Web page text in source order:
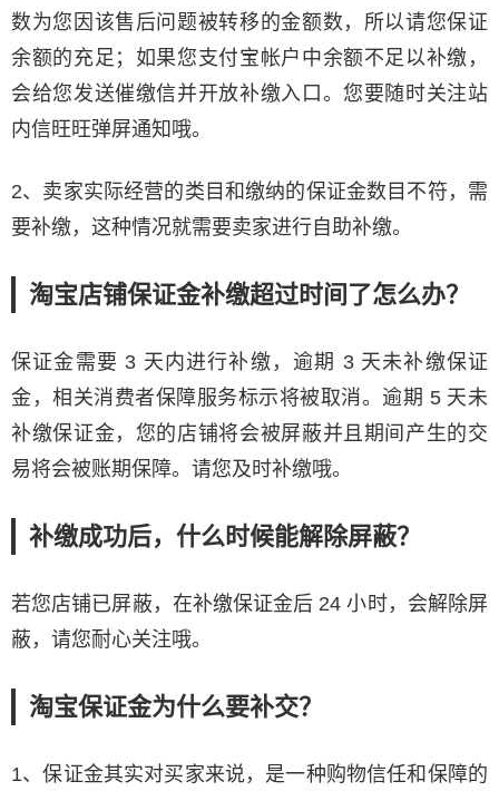
数为您因该售后问题被转移的金额数，所以请您保证
余额的充足；如果您支付宝帐户中余额不足以补缴，
会给您发送催缴信并开放补缴入口。您要随时关注站
内信旺旺弹屏通知哦。
2、卖家实际经营的类目和缴纳的保证金数目不符，需
要补缴，这种情况就需要卖家进行自助补缴。
淘宝店铺保证金补缴超过时间了怎么办？
保证金需要 3 天内进行补缴，逾期 3 天未补缴保证
金，相关消费者保障服务标示将被取消。逾期 5 天未
补缴保证金，您的店铺将会被屏蔽并且期间产生的交
易将会被账期保障。请您及时补缴哦。
补缴成功后，什么时候能解除屏蔽？
若您店铺已屏蔽，在补缴保证金后 24 小时，会解除屏
蔽，请您耐心关注哦。
淘宝保证金为什么要补交？
1、保证金其实对买家来说，是一种购物信任和保障的